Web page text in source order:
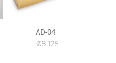
AD-04
₡8,125